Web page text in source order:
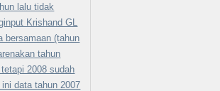
lalu tidak
Krishand GL
bersamaan (tahun
tahun
2008 sudah
data tahun 2007